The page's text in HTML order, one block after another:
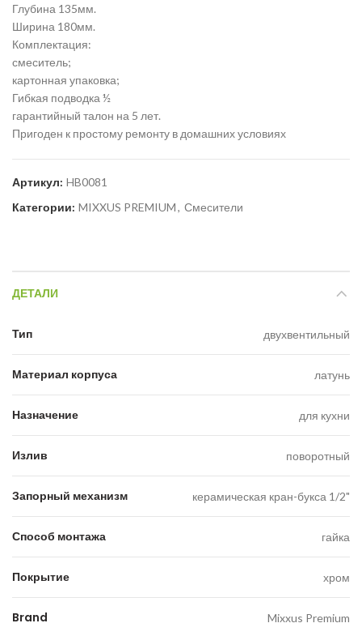
Глубина 135мм.
Ширина 180мм.
Комплектация:
смеситель;
картонная упаковка;
Гибкая подводка ½
гарантийный талон на 5 лет.
Пригоден к простому ремонту в домашних условиях
Артикул: HB0081
Категории: MIXXUS PREMIUM, Смесители
ДЕТАЛИ
Тип двухвентильный
Материал корпуса латунь
Назначение для кухни
Излив поворотный
Запорный механизм керамическая кран-букса 1/2"
Способ монтажа гайка
Покрытие хром
Brand Mixxus Premium